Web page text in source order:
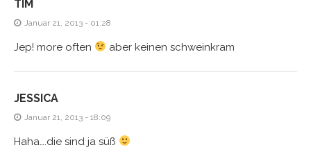
TIM
Januar 21, 2013 - 01:28
Jep! more often aber keinen schweinkram
JESSICA
Januar 21, 2013 - 18:09
Haha….die sind ja süß